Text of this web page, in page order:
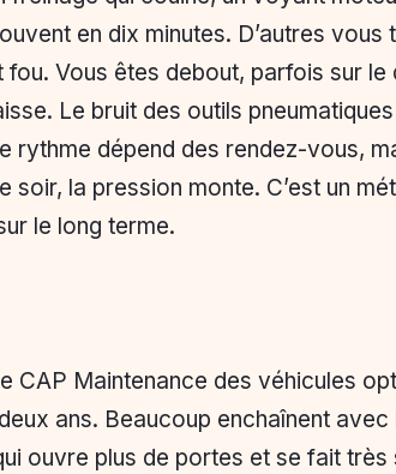
en dix minutes. D’autres vous
Vous êtes debout, parfois sur le
Le bruit des outils pneumatiques
rythme dépend des rendez-vous,
soir, la pression monte. C’est un
le long terme.
CAP Maintenance des véhicules
ans. Beaucoup enchaînent
ouvre plus de portes et se fait très